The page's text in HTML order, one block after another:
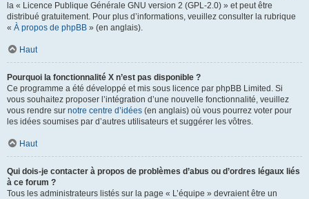
la « Licence Publique Générale GNU version 2 (GPL-2.0) » et peut être
distribué gratuitement. Pour plus d’informations, veuillez consulter la rubrique
« À propos de phpBB » (en anglais).
Haut
Pourquoi la fonctionnalité X n’est pas disponible ?
Ce programme a été développé et mis sous licence par phpBB Limited. Si
vous souhaitez proposer l’intégration d’une nouvelle fonctionnalité, veuillez
vous rendre sur notre centre d’idées (en anglais) où vous pourrez voter pour
les idées soumises par d’autres utilisateurs et suggérer les vôtres.
Haut
Qui dois-je contacter à propos de problèmes d’abus ou d’ordres légaux liés
à ce forum ?
Tous les administrateurs listés sur la page « L’équipe » devraient être un